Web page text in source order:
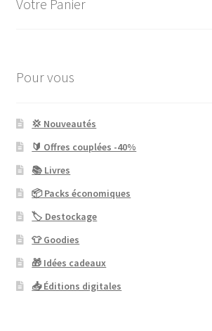
Votre Panier
Pour vous
💢 Nouveautés
🔰 Offres couplées -40%
📚 Livres
📦 Packs économiques
🏷 Destockage
👕 Goodies
🎁 Idées cadeaux
📥 Éditions digitales